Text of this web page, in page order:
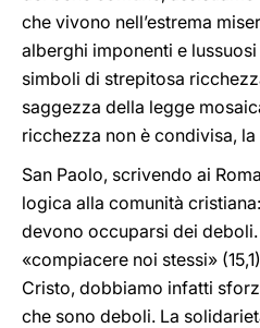
che vivono nell’estrema
alberghi imponenti e
simboli di strepitosa
saggezza della legge
ricchezza non è condivisa,
San Paolo, scrivendo ai
logica alla comunità
devono occuparsi dei
«compiacere noi stessi»
Cristo, dobbiamo infatti
che sono deboli. La